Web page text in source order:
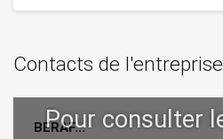
Contacts de l'entreprise
BERAF...